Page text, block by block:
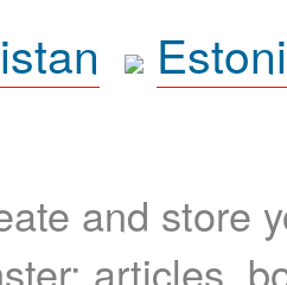
and store
articles,